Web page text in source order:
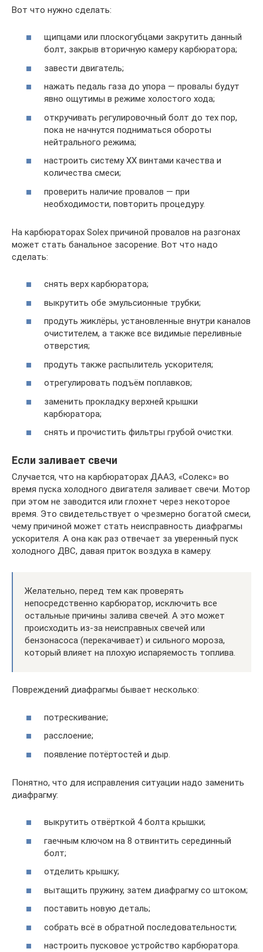
Вот что нужно сделать:
щипцами или плоскогубцами закрутить данный
болт, закрыв вторичную камеру карбюратора;
завести двигатель;
нажать педаль газа до упора — провалы будут
явно ощутимы в режиме холостого хода;
откручивать регулировочный болт до тех пор,
пока не начнутся подниматься обороты
нейтрального режима;
настроить систему ХХ винтами качества и
количества смеси;
проверить наличие провалов — при
необходимости, повторить процедуру.
На карбюраторах Solex причиной провалов на разгонах
может стать банальное засорение. Вот что надо
сделать:
снять верх карбюратора;
выкрутить обе эмульсионные трубки;
продуть жиклёры, установленные внутри каналов
очистителем, а также все видимые переливные
отверстия;
продуть также распылитель ускорителя;
отрегулировать подъём поплавков;
заменить прокладку верхней крышки
карбюратора;
снять и прочистить фильтры грубой очистки.
Если заливает свечи
Случается, что на карбюраторах ДААЗ, «Солекс» во
время пуска холодного двигателя заливает свечи. Мотор
при этом не заводится или глохнет через некоторое
время. Это свидетельствует о чрезмерно богатой смеси,
чему причиной может стать неисправность диафрагмы
ускорителя. А она как раз отвечает за уверенный пуск
холодного ДВС, давая приток воздуха в камеру.
Желательно, перед тем как проверять
непосредственно карбюратор, исключить все
остальные причины залива свечей. А это может
происходить из-за неисправных свечей или
бензонасоса (перекачивает) и сильного мороза,
который влияет на плохую испаряемость топлива.
Повреждений диафрагмы бывает несколько:
потрескивание;
расслоение;
появление потёртостей и дыр.
Понятно, что для исправления ситуации надо заменить
диафрагму:
выкрутить отвёрткой 4 болта крышки;
гаечным ключом на 8 отвинтить серединный
болт;
отделить крышку;
вытащить пружину, затем диафрагму со штоком;
поставить новую деталь;
собрать всё в обратной последовательности;
настроить пусковое устройство карбюратора.